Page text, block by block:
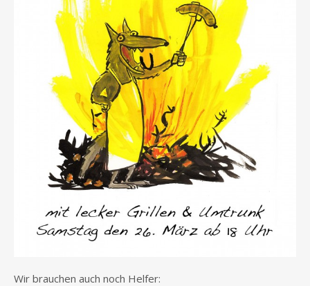
Wir brauchen auch noch Helfer: